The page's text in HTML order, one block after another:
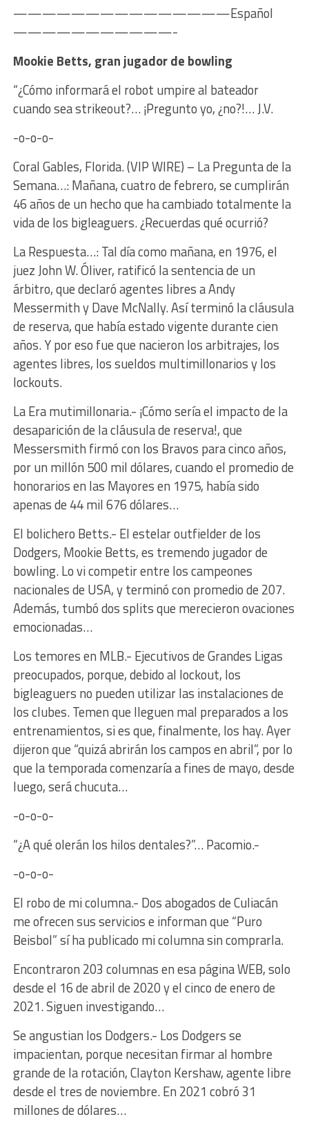
———————————————Español
———————————-
Mookie Betts, gran jugador de bowling
“¿Cómo informará el robot umpire al bateador
cuando sea strikeout?… ¡Pregunto yo, ¿no?!… J.V.
-o-o-o-
Coral Gables, Florida. (VIP WIRE) – La Pregunta de la
Semana…: Mañana, cuatro de febrero, se cumplirán
46 años de un hecho que ha cambiado totalmente la
vida de los bigleaguers. ¿Recuerdas qué ocurrió?
La Respuesta…: Tal día como mañana, en 1976, el
juez John W. Óliver, ratificó la sentencia de un
árbitro, que declaró agentes libres a Andy
Messermith y Dave McNally. Así terminó la cláusula
de reserva, que había estado vigente durante cien
años. Y por eso fue que nacieron los arbitrajes, los
agentes libres, los sueldos multimillonarios y los
lockouts.
La Era mutimillonaria.- ¡Cómo sería el impacto de la
desaparición de la cláusula de reserva!, que
Messersmith firmó con los Bravos para cinco años,
por un millón 500 mil dólares, cuando el promedio de
honorarios en las Mayores en 1975, había sido
apenas de 44 mil 676 dólares…
El bolichero Betts.- El estelar outfielder de los
Dodgers, Mookie Betts, es tremendo jugador de
bowling. Lo vi competir entre los campeones
nacionales de USA, y terminó con promedio de 207.
Además, tumbó dos splits que merecieron ovaciones
emocionadas…
Los temores en MLB.- Ejecutivos de Grandes Ligas
preocupados, porque, debido al lockout, los
bigleaguers no pueden utilizar las instalaciones de
los clubes. Temen que lleguen mal preparados a los
entrenamientos, si es que, finalmente, los hay. Ayer
dijeron que “quizá abrirán los campos en abril”, por lo
que la temporada comenzaría a fines de mayo, desde
luego, será chucuta…
-o-o-o-
“¿A qué olerán los hilos dentales?”… Pacomio.-
-o-o-o-
El robo de mi columna.- Dos abogados de Culiacán
me ofrecen sus servicios e informan que “Puro
Beisbol” sí ha publicado mi columna sin comprarla.
Encontraron 203 columnas en esa página WEB, solo
desde el 16 de abril de 2020 y el cinco de enero de
2021. Siguen investigando…
Se angustian los Dodgers.- Los Dodgers se
impacientan, porque necesitan firmar al hombre
grande de la rotación, Clayton Kershaw, agente libre
desde el tres de noviembre. En 2021 cobró 31
millones de dólares…